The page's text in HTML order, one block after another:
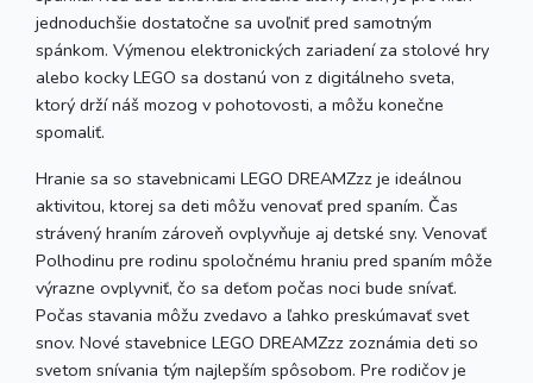
jednoduchšie dostatočne sa uvoľniť pred samotným
spánkom. Výmenou elektronických zariadení za stolové hry
alebo kocky LEGO sa dostanú von z digitálneho sveta,
ktorý drží náš mozog v pohotovosti, a môžu konečne
spomaliť.
Hranie sa so stavebnicami LEGO DREAMZzz je ideálnou
aktivitou, ktorej sa deti môžu venovať pred spaním. Čas
strávený hraním zároveň ovplyvňuje aj detské sny. Venovať
Polhodinu pre rodinu spoločnému hraniu pred spaním môže
výrazne ovplyvniť, čo sa deťom počas noci bude snívať.
Počas stavania môžu zvedavo a ľahko preskúmavať svet
snov. Nové stavebnice LEGO DREAMZzz zoznámia deti so
svetom snívania tým najlepším spôsobom. Pre rodičov je